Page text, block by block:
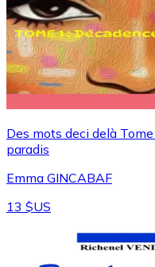
Des mots deci delà
paradis
Emma GINCABAF
13 $US